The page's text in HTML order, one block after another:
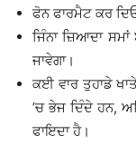
ਫੋਨ ਫਾਰਮੈਟ ਕਰ
ਜਿੰਨਾ ਜ਼ਿਆਦਾ
ਜਾਵੇਗਾ।
ਕਈ ਵਾਰ ਤੁਹਾਡੇ
’ਚ ਭੇਜ ਦਿੰਦੇ ਹਨ,
ਫਾਇਦਾ ਹੈ।